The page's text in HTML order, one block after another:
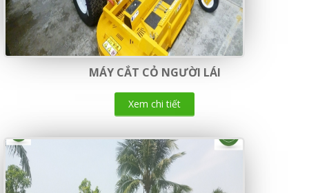
MÁY CẮT CỎ NGƯỜI LÁI
Xem chi tiết